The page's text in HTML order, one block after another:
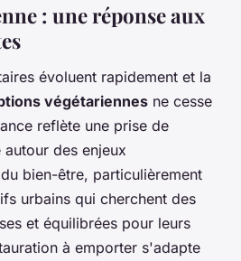
: une réponse aux
évoluent rapidement et la
végétariennes ne cesse
reflète une prise de
des enjeux
bien-être, particulièrement
urbains qui cherchent des
et équilibrées pour leurs
à emporter s'adapte